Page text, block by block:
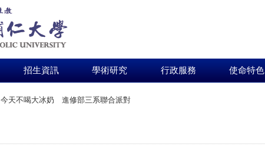
招生資訊 學術研究 行政服務 使命特色
今天不喝大冰奶 進修部三系聯合派對